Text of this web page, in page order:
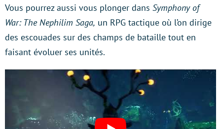
Vous pourrez aussi vous plonger dans Symphony of
War: The Nephilim Saga, un RPG tactique où l’on dirige
des escouades sur des champs de bataille tout en
faisant évoluer ses unités.